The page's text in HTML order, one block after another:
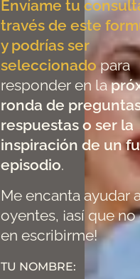
Envíame tu
través de este
y podrías ser
seleccionado para
responder en la
ronda de
respuestas o ser la
inspiración de un
episodio.
Me encanta ayudar
oyentes, ¡así que
en escribirme!
TU NOMBRE: